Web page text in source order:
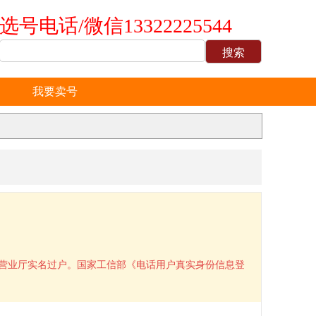
选号电话/微信13322225544
我要卖号
业厅实名过户。国家工信部《电话用户真实身份信息登